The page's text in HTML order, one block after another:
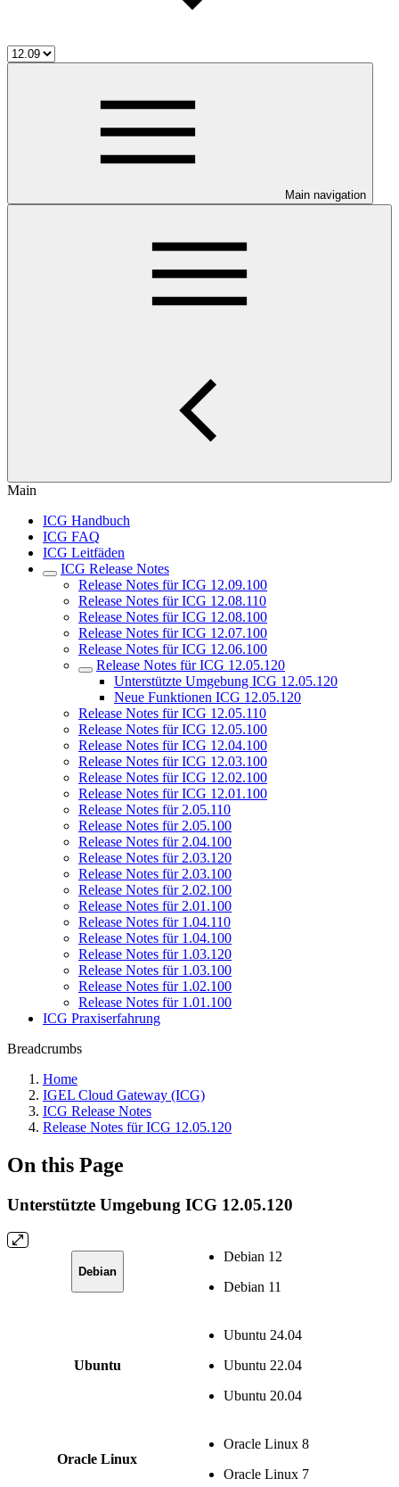
Main navigation
Main
ICG Handbuch
ICG FAQ
ICG Leitfäden
ICG Release Notes
Release Notes für ICG 12.09.100
Release Notes für ICG 12.08.110
Release Notes für ICG 12.08.100
Release Notes für ICG 12.07.100
Release Notes für ICG 12.06.100
Release Notes für ICG 12.05.120
Unterstützte Umgebung ICG 12.05.120
Neue Funktionen ICG 12.05.120
Release Notes für ICG 12.05.110
Release Notes für ICG 12.05.100
Release Notes für ICG 12.04.100
Release Notes für ICG 12.03.100
Release Notes für ICG 12.02.100
Release Notes für ICG 12.01.100
Release Notes für 2.05.110
Release Notes für 2.05.100
Release Notes für 2.04.100
Release Notes für 2.03.120
Release Notes für 2.03.100
Release Notes für 2.02.100
Release Notes für 2.01.100
Release Notes für 1.04.110
Release Notes für 1.04.100
Release Notes für 1.03.120
Release Notes für 1.03.100
Release Notes für 1.02.100
Release Notes für 1.01.100
ICG Praxiserfahrung
Breadcrumbs
Home
IGEL Cloud Gateway (ICG)
ICG Release Notes
Release Notes für ICG 12.05.120
On this Page
Unterstützte Umgebung ICG 12.05.120
Debian
Debian 12
Debian 11
Ubuntu
Ubuntu 24.04
Ubuntu 22.04
Ubuntu 20.04
Oracle Linux
Oracle Linux 8
Oracle Linux 7